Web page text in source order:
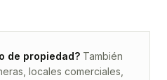
de propiedad? También
locales comerciales,